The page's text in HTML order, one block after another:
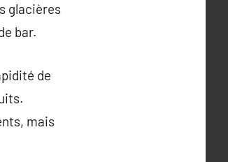
glacières
bar.
de
mais